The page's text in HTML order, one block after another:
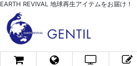
EARTH REVIVAL 地球再生アイテムをお届け！